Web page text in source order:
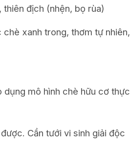
thiên địch (nhện, bọ rùa)
xanh trong, thơm tự nhiên,
mô hình chè hữu cơ thực
Cần tưới vi sinh giải độc